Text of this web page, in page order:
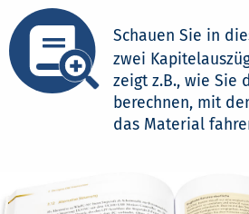
Schauen Sie in
zwei
zeigt z.B., wie Sie
berechnen, mit
das Material